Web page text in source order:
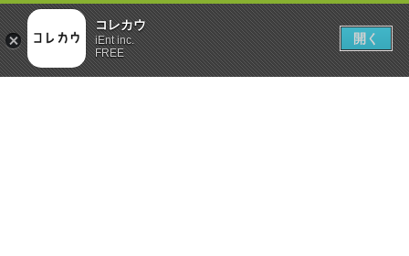
コレカウ
iEnt inc.
FREE
開く